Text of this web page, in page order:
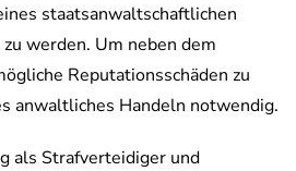
staatsanwaltschaftlichen
werden. Um neben dem
Reputationsschäden zu
anwaltliches Handeln notwendig.
als Strafverteidiger und